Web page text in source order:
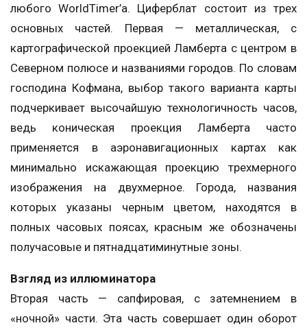
любого WorldTimer’а. Циферблат состоит из трех
основных частей. Первая — металлическая, с
картографической проекцией Ламберта с центром в
Северном полюсе и названиями городов. По словам
господина Кофмана, выбор такого варианта карты
подчеркивает высочайшую технологичность часов,
ведь коническая проекция Ламберта часто
применяется в аэронавигационных картах как
минимально искажающая проекцию трехмерного
изображения на двухмерное. Города, названия
которых указаны черным цветом, находятся в
полных часовых поясах, красным же обозначены
получасовые и пятнадцатиминутные зоны.
Взгляд из иллюминатора
Вторая часть — сапфировая, с затемнением в
«ночной» части. Эта часть совершает один оборот